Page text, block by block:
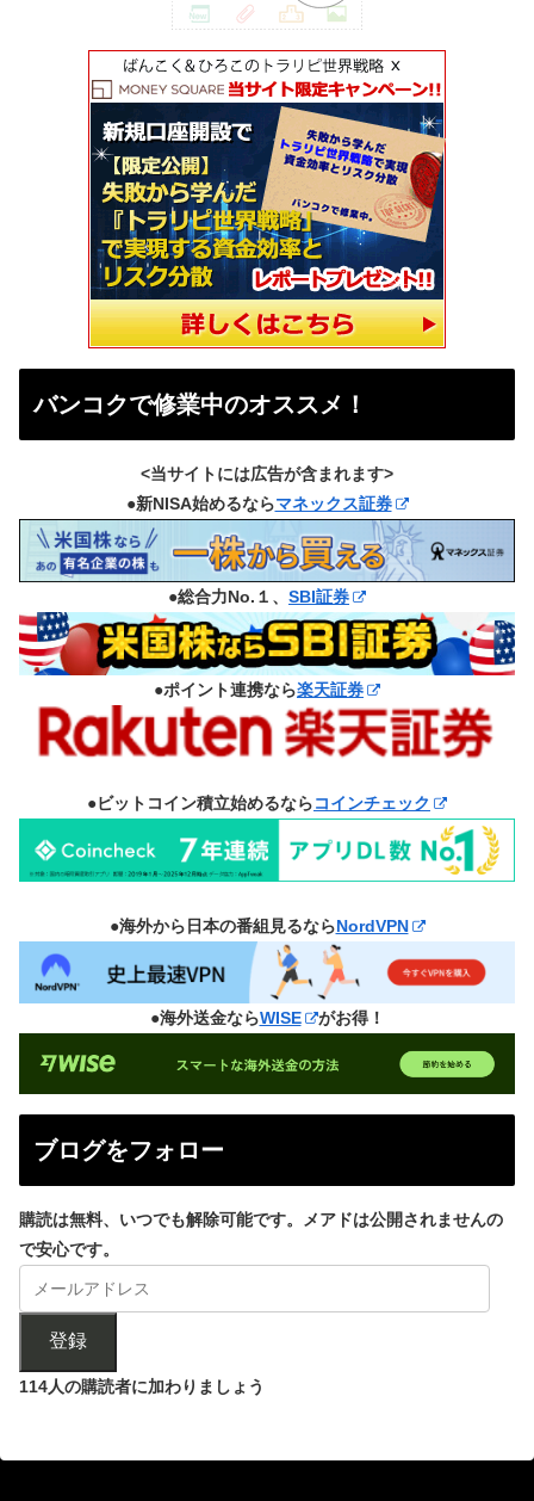
バンコクで修業中のオススメ！
<当サイトには広告が含まれます>
●新NISA始めるならマネックス証券
●総合力No.１、 SBI証券
●ポイント連携なら楽天証券
●ビットコイン積立始めるならコインチェック
●海外から日本の番組見るならNordVPN
●海外送金ならWISE がお得！
ブログをフォロー
購読は無料、いつでも解除可能です。メアドは公開されませんの
で安心です。
登録
114人の購読者に加わりましょう